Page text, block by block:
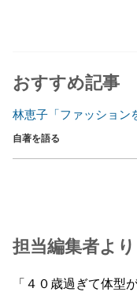
おすすめ記事
林恵子「ファッション
自著を語る
担当編集者より
「４０歳過ぎて体型